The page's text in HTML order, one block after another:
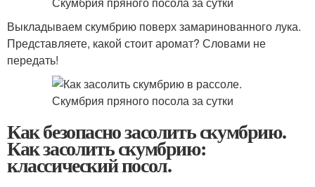
Выкладываем скумбрию поверх замаринованного лука.
Представляете, какой стоит аромат? Словами не
передать!
Как безопасно засолить скумбрию.
Как засолить скумбрию:
классический посол.